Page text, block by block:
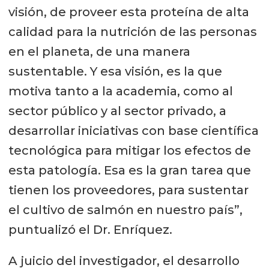
visión, de proveer esta proteína de alta
calidad para la nutrición de las personas
en el planeta, de una manera
sustentable. Y esa visión, es la que
motiva tanto a la academia, como al
sector público y al sector privado, a
desarrollar iniciativas con base científica
tecnológica para mitigar los efectos de
esta patología. Esa es la gran tarea que
tienen los proveedores, para sustentar
el cultivo de salmón en nuestro país”,
puntualizó el Dr. Enríquez.
A juicio del investigador, el desarrollo